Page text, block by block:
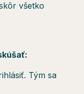
všetko
Tým sa